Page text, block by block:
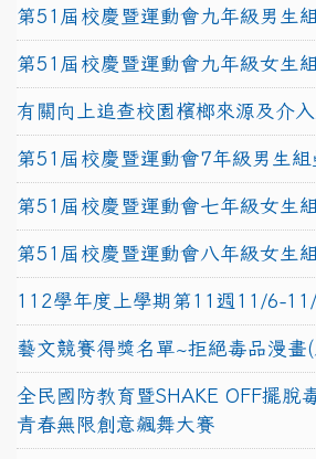
第51屆校慶暨運動會九年級男生
第51屆校慶暨運動會九年級女生
有關向上追查校園檳榔來源及介入
第51屆校慶暨運動會7年級男生
第51屆校慶暨運動會七年級女生
第51屆校慶暨運動會八年級女生
112學年度上學期第11週11/6-
藝文競賽得獎名單~拒絕毒品漫畫
全民國防教育暨SHAKE OFF擺脫
青春無限創意飆舞大賽